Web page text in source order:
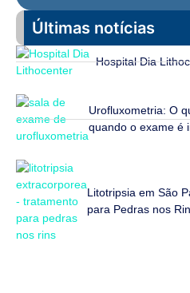
Últimas notícias
Hospital Dia
Urofluxometria: O
quando o exame é
Litotripsia em São
para Pedras nos